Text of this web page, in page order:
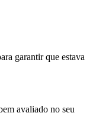
garantir que estava
avaliado no seu